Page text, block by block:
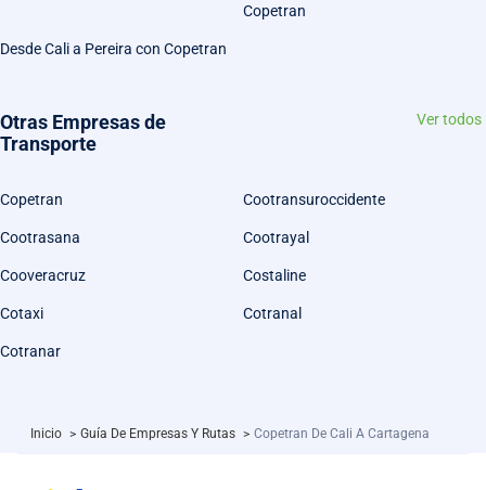
Copetran
Desde Cali a Pereira con Copetran
Otras Empresas de
Transporte
Ver todos
Copetran Cootransuroccidente
Cootrasana Cootrayal
Cooveracruz Costaline
Cotaxi Cotranal
Cotranar
Inicio > Guía De Empresas Y Rutas > Copetran De Cali A Cartagena